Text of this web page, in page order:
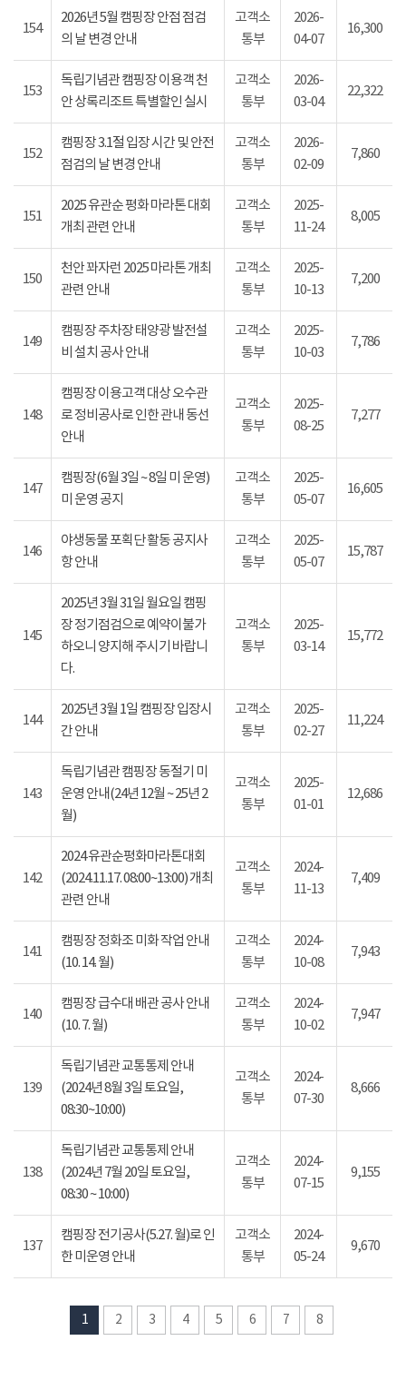
154
2026년 5월 캠핑장 안점 점검
의 날 변경 안내
고객소
통부
2026-
04-07
16,300
153
독립기념관 캠핑장 이용객 천
안 상록리조트 특별할인 실시
고객소
통부
2026-
03-04
22,322
152
캠핑장 3.1절 입장 시간 및 안전
점검의 날 변경 안내
고객소
통부
2026-
02-09
7,860
151
2025 유관순 평화 마라톤 대회
개최 관련 안내
고객소
통부
2025-
11-24
8,005
150
천안 꽈자런 2025 마라톤 개최
관련 안내
고객소
통부
2025-
10-13
7,200
149
캠핑장 주차장 태양광 발전설
비 설치 공사 안내
고객소
통부
2025-
10-03
7,786
148
캠핑장 이용고객 대상 오수관
로 정비공사로 인한 관내 동선
안내
고객소
통부
2025-
08-25
7,277
147
캠핑장(6월 3일 ~ 8일 미 운영)
미 운영 공지
고객소
통부
2025-
05-07
16,605
146
야생동물 포획단 활동 공지사
항 안내
고객소
통부
2025-
05-07
15,787
145
2025년 3월 31일 월요일 캠핑
장 정기점검으로 예약이불가
하오니 양지해 주시기 바랍니
다.
고객소
통부
2025-
03-14
15,772
144
2025년 3월 1일 캠핑장 입장시
간 안내
고객소
통부
2025-
02-27
11,224
143
독립기념관 캠핑장 동절기 미
운영 안내(24년 12월 ~ 25년 2
월)
고객소
통부
2025-
01-01
12,686
142
2024 유관순평화마라톤대회
(2024.11.17. 08:00~13:00) 개최
관련 안내
고객소
통부
2024-
11-13
7,409
141
캠핑장 정화조 미화 작업 안내
(10. 14. 월)
고객소
통부
2024-
10-08
7,943
140
캠핑장 급수대 배관 공사 안내
(10. 7. 월)
고객소
통부
2024-
10-02
7,947
139
독립기념관 교통통제 안내
(2024년 8월 3일 토요일,
08:30~10:00)
고객소
통부
2024-
07-30
8,666
138
독립기념관 교통통제 안내
(2024년 7월 20일 토요일,
08:30 ~ 10:00)
고객소
통부
2024-
07-15
9,155
137
캠핑장 전기공사(5.27. 월)로 인
한 미운영 안내
고객소
통부
2024-
05-24
9,670
1 2 3 4 5 6 7 8